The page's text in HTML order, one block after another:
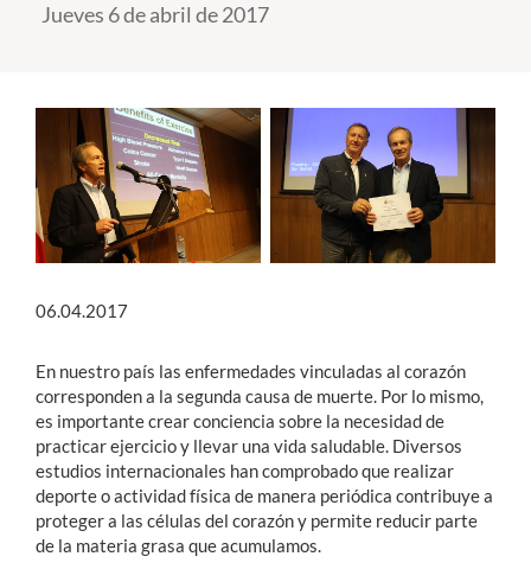
Alumni
English
Jueves 6 de abril de 2017
06.04.2017
En nuestro país las enfermedades vinculadas al corazón
corresponden a la segunda causa de muerte. Por lo mismo,
es importante crear conciencia sobre la necesidad de
practicar ejercicio y llevar una vida saludable. Diversos
estudios internacionales han comprobado que realizar
deporte o actividad física de manera periódica contribuye a
proteger a las células del corazón y permite reducir parte
de la materia grasa que acumulamos.